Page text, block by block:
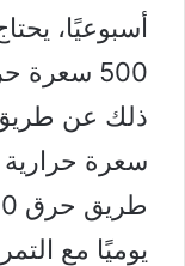
أسبوعيًا،
500
سعرة حرارية
يوميًا مع